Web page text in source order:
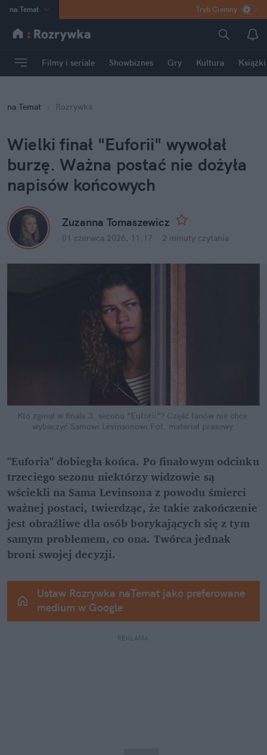
na:Temat
INN Poland
mama
Rozrywka
Tryb Ciemny
Filmy i seriale Showbiznes Gry Kultura Książki
na:Temat Rozrywka
Wielki finał "Euforii" wywołał
burzę. Ważna postać nie dożyła
napisów końcowych
Zuzanna Tomaszewicz
01 czerwca 2026, 11:17 2 minuty czytania
Kto zginął w finale 3. sezonu "Euforii"? Część fanów nie chce
wybaczyć Samowi Levinsonowi Fot. materiał prasowy
"Euforia" dobiegła końca. Po finałowym odcinku
trzeciego sezonu niektórzy widzowie są
wściekli na Sama Levinsona z powodu śmierci
ważnej postaci, twierdząc, że takie zakończenie
jest obraźliwe dla osób borykających się z tym
samym problemem, co ona. Twórca jednak
broni swojej decyzji.
Ustaw Rozrywka naTemat jako preferowane
medium w Google
REKLAMA